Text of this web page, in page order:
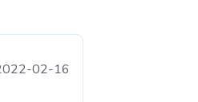
02-16